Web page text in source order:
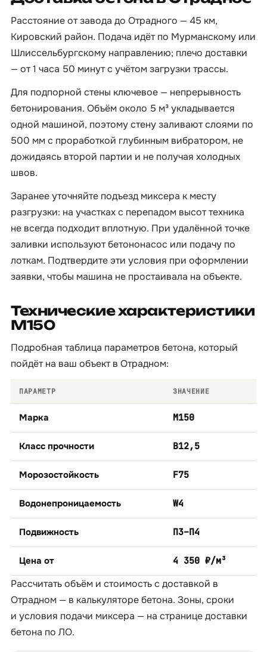
Расстояние от завода до Отрадного — 45 км,
Кировский район. Подача идёт по Мурманскому или
Шлиссельбургскому направлению; плечо доставки
— от 1 часа 50 минут с учётом загрузки трассы.
Для подпорной стены ключевое — непрерывность
бетонирования. Объём около 5 м³ укладывается
одной машиной, поэтому стену заливают слоями по
500 мм с проработкой глубинным вибратором, не
дожидаясь второй партии и не получая холодных
швов.
Заранее уточняйте подъезд миксера к месту
разгрузки: на участках с перепадом высот техника
не всегда подходит вплотную. При удалённой точке
заливки используют бетононасос или подачу по
лоткам. Подтвердите эти условия при оформлении
заявки, чтобы машина не простаивала на объекте.
Технические характеристики
М150
Подробная таблица параметров бетона, который
пойдёт на ваш объект в Отрадном:
ПАРАМЕТР ЗНАЧЕНИЕ
Марка М150
Класс прочности B12,5
Морозостойкость F75
Водонепроницаемость W4
Подвижность П3–П4
Цена от 4 350 ₽/м³
Рассчитать объём и стоимость с доставкой в
Отрадном — в калькуляторе бетона. Зоны, сроки
и условия подачи миксера — на страницедоставки
бетона по ЛО.